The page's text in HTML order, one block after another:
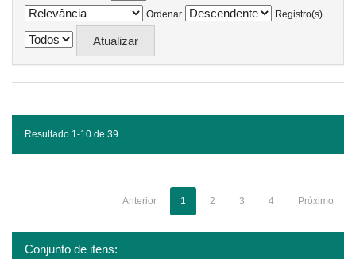
Ordenar
Registro(s)
Resultado 1-10 de 39.
Anterior 1 2 3 4 Próximo
Conjunto de itens: